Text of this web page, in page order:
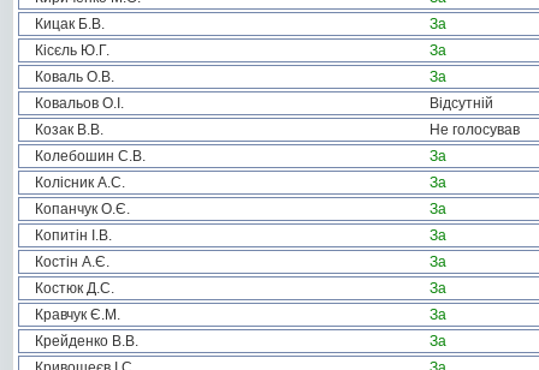
Кицак Б.В.
За
Кісєль Ю.Г.
За
Коваль О.В.
За
Ковальов О.І.
Відсутній
Козак В.В.
Не голосував
Колебошин С.В.
За
Колісник А.С.
За
Копанчук О.Є.
За
Копитін І.В.
За
Костін А.Є.
За
Костюк Д.С.
За
Кравчук Є.М.
За
Крейденко В.В.
За